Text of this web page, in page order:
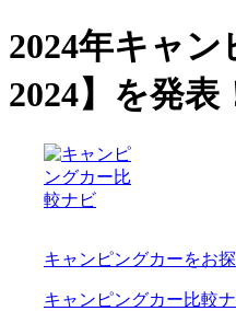
2024年キャ
2024】を発
キャンピングカーをお
キャンピングカー比較